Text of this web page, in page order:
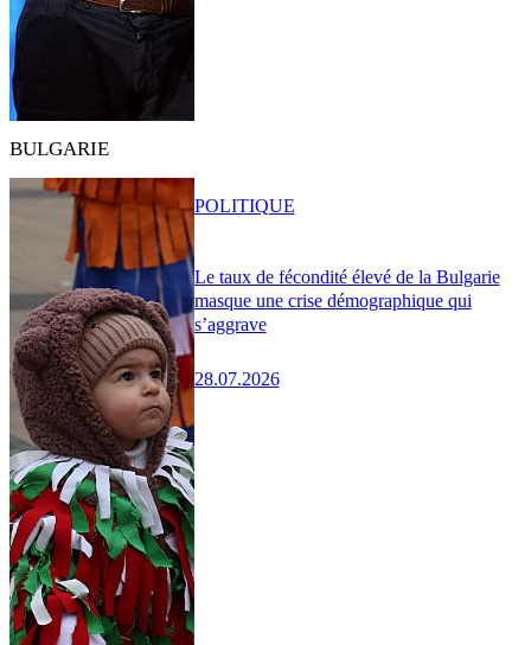
BULGARIE
Le taux de fécondité élevé de la Bulgarie
masque une crise démographique qui
s’aggrave
28.07.2026
POLITIQUE